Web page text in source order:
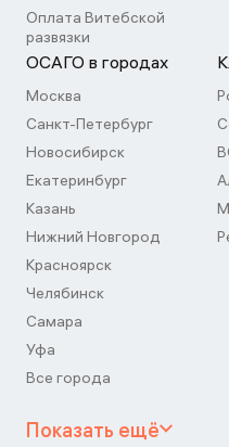
Оплата Витебской
развязки
ОСАГО в городах
Москва
Санкт-Петербург
Новосибирск
Екатеринбург
Казань
Нижний Новгород
Красноярск
Челябинск
Самара
Уфа
Все города
Показать ещё